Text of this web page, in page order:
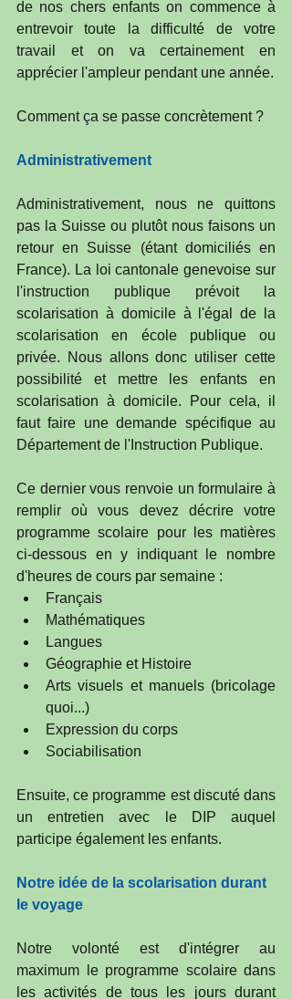
de nos chers enfants on commence à
entrevoir toute la difficulté de votre
travail et on va certainement en
Comment ça se passe concrètement ?
Administrativement
Administrativement, nous ne quittons
pas la Suisse ou plutôt nous faisons un
retour en Suisse (étant domiciliés en
France). La loi cantonale genevoise sur
l'instruction publique prévoit la
scolarisation à domicile à l'égal de la
scolarisation en école publique ou
privée. Nous allons donc utiliser cette
possibilité et mettre les enfants en
scolarisation à domicile. Pour cela, il
faut faire une demande spécifique au
Département de l'Instruction Publique.
Ce dernier vous renvoie un formulaire à
remplir où vous devez décrire votre
programme scolaire pour les matières
ci-dessous en y indiquant le nombre
d'heures de cours par semaine :
Français
Mathématiques
Langues
Géographie et Histoire
Arts visuels et manuels (bricolage
quoi...)
Expression du corps
Sociabilisation
Ensuite, ce programme est discuté dans
un entretien avec le DIP auquel
participe également les enfants.
Notre idée de la scolarisation durant
le voyage
Notre volonté est d'intégrer au
maximum le programme scolaire dans
les activités de tous les jours durant